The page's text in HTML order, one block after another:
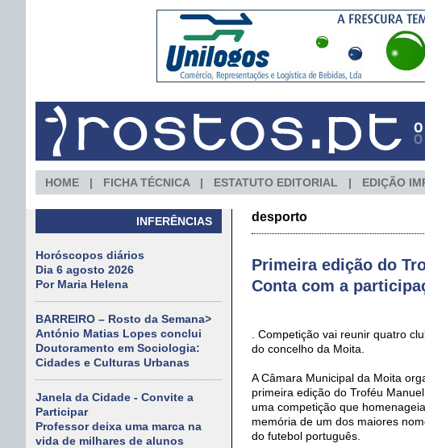
HOME FICHA TÉCNICA ESTATUTO EDITORIAL EDIÇÃO
INFERÊNCIAS
Horóscopos diários
Dia 6 agosto 2026
Por Maria Helena
BARREIRO – Rosto da Semana>
António Matias Lopes conclui
Doutoramento em Sociologia:
Cidades e Culturas Urbanas
Janela da Cidade - Convite a
Participar
Professor deixa uma marca na
vida de milhares de alunos
desporto
Primeira edição do
Conta com a
. Competição vai reunir quatro
do concelho da Moita.
A Câmara Municipal da Moita
primeira edição do Troféu
uma competição que
memória de um dos maiores
do futebol português.